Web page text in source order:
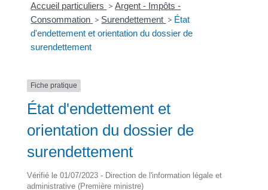
Accueil particuliers > Argent - Impôts -
Consommation > Surendettement > État
d'endettement et orientation du dossier de
surendettement
Fiche pratique
État d'endettement et
orientation du dossier de
surendettement
Vérifié le 01/07/2023 - Direction de l'information légale et
administrative (Première ministre)